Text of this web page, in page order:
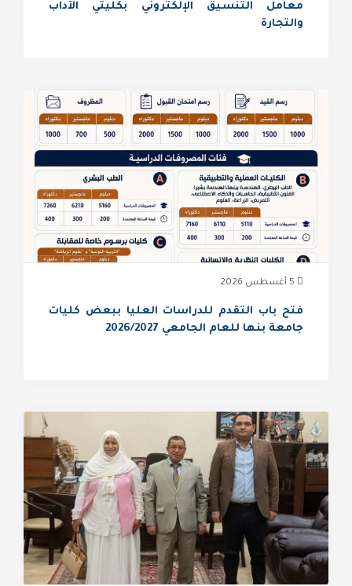
معامل التنسيق الإلكتروني بكليتي الآداب
والتجارة
فتح باب التقدم للدراسات العليا ببعض كليات
جامعة بنها للعام الجامعي 2026/2027